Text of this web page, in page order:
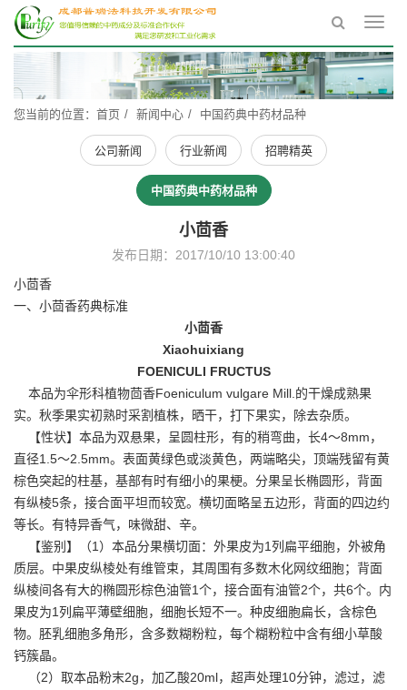
您当前的位置： 首页 新闻中心 中国药典中药材品种
公司新闻 行业新闻 招聘精英
中国药典中药材品种
小茴香
发布日期：2017/10/10 13:00:40
小茴香
一、小茴香药典标准
小茴香
Xiaohuixiang
FOENICULI FRUCTUS
本品为伞形科植物茴香Foeniculum vulgare Mill.的干燥成熟果
实。秋季果实初熟时采割植株，晒干，打下果实，除去杂质。
【性状】本品为双悬果，呈圆柱形，有的稍弯曲，长4～8mm，
直径1.5～2.5mm。表面黄绿色或淡黄色，两端略尖，顶端残留有黄
棕色突起的柱基，基部有时有细小的果梗。分果呈长椭圆形，背面
有纵棱5条，接合面平坦而较宽。横切面略呈五边形，背面的四边约
等长。有特异香气，味微甜、辛。
【鉴别】（1）本品分果横切面：外果皮为1列扁平细胞，外被角
质层。中果皮纵棱处有维管束，其周围有多数木化网纹细胞；背面
纵棱间各有大的椭圆形棕色油管1个，接合面有油管2个，共6个。内
果皮为1列扁平薄壁细胞，细胞长短不一。种皮细胞扁长，含棕色
物。胚乳细胞多角形，含多数糊粉粒，每个糊粉粒中含有细小草酸
钙簇晶。
（2）取本品粉末2g，加乙酸20ml，超声处理10分钟，滤过，滤